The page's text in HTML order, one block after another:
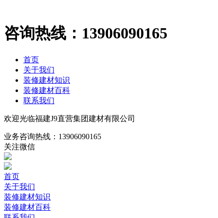
咨询热线： 13906090165
首页
关于我们
装修建材知识
装修建材百科
联系我们
欢迎光临福建J9直营集团建材有限公司
业务咨询热线： 13906090165
关注微信
首页
关于我们
装修建材知识
装修建材百科